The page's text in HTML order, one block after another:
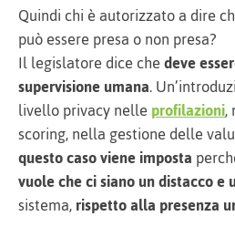
Quindi chi è autorizzato a dire
può essere presa o non presa?
Il legislatore dice chedeve
supervisione umana.
livello privacy nelleprofilazioni,
scoring, nella gestione delle
questo caso viene imposta
vuole che ci siano un distacco
sistema,rispetto alla presenza